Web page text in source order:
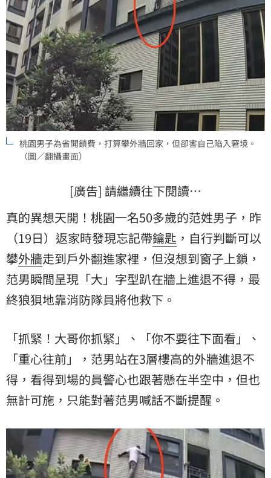
桃園男子為省開鎖費，打算攀外牆回家，但卻害自己陷入窘境。
（圖／翻攝畫面）
[廣告] 請繼續往下閱讀…
真的異想天開！桃園一名50多歲的范姓男子，昨
（19日）返家時發現忘記帶鑰匙 ，自行判斷可以
攀外牆走到戶外翻進家裡，但沒想到窗子上鎖，
范男瞬間呈現「大」字型趴在牆上進退不得，最
終狼狽地靠消防隊員將他救下。
「抓緊！大哥你抓緊」、「你不要往下面看」、
「重心往前」，范男站在3層樓高的外牆進退不
得，看得到場的員警心也跟著懸在半空中，但也
無計可施，只能對著范男喊話不斷提醒。